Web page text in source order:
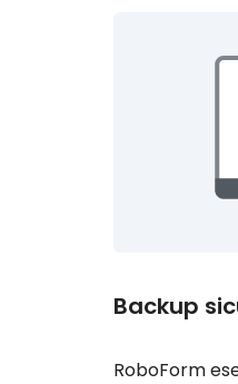
Backup
RoboForm